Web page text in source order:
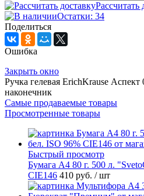
Рассчитать
Остатки: 34
Поделиться
Ошибка
Закрыть окно
Ручка гелевая ErichKrause
наконечник
Самые продаваемые товары
Просмотренные товары
Быстрый просмотр
Бумага А4 80 г. 500 л.
CIE146 410 руб. / шт